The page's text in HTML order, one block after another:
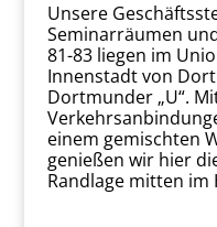
Unsere
Seminarräumen
81-83 liegen im
Innenstadt von
Dortmunder „U“.
einem gemischten
genießen wir hier
Randlage mitten im